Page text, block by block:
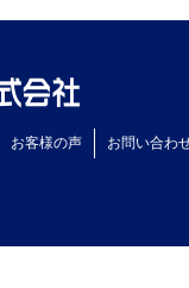
お客様の声 お問い合わ